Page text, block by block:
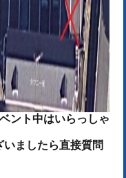
ント中はいらっしゃ
ましたら直接質問